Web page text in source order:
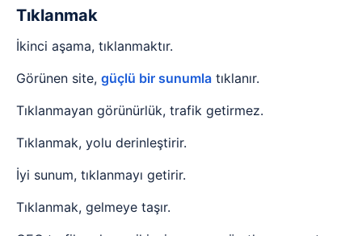
Tıklanmak
İkinci aşama, tıklanmaktır.
Görünen site, güçlü bir sunumla tıklanır.
Tıklanmayan görünürlük, trafik getirmez.
Tıklanmak, yolu derinleştirir.
İyi sunum, tıklanmayı getirir.
Tıklanmak, gelmeye taşır.